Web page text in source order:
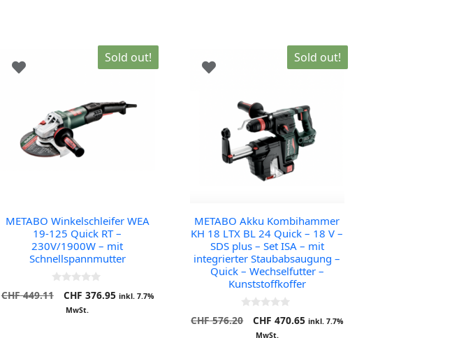
Sold out!
METABO Winkelschleifer WEA
19-125 Quick RT –
230V/1900W – mit
Schnellspannmutter
0
o
CHF449.11
Ursprünglicher
Preis
CHF 376.95Aktueller
inkl. 7.7%
MwSt.
Sold out!
METABO Akku Kombihammer
KH 18 LTX BL 24 Quick – 18 V –
SDS plus – Set ISA – mit
integrierter Staubabsaugung –
Quick – Wechselfutter –
Kunststoffkoffer
0
o
CHF576.20
Ursprünglicher
Preis
CHF 470.65Aktueller
inkl. 7.7%
MwSt.